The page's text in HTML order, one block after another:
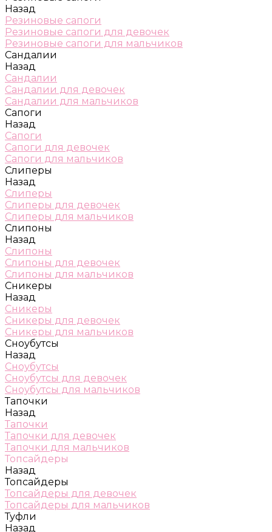
Назад
Резиновые сапоги
Резиновые сапоги для девочек
Резиновые сапоги для мальчиков
Сандалии
Назад
Сандалии
Сандалии для девочек
Сандалии для мальчиков
Сапоги
Назад
Сапоги
Сапоги для девочек
Сапоги для мальчиков
Слиперы
Назад
Слиперы
Слиперы для девочек
Слиперы для мальчиков
Слипоны
Назад
Слипоны
Слипоны для девочек
Слипоны для мальчиков
Сникеры
Назад
Сникеры
Сникеры для девочек
Сникеры для мальчиков
Сноубутсы
Назад
Сноубутсы
Сноубутсы для девочек
Сноубутсы для мальчиков
Тапочки
Назад
Тапочки
Тапочки для девочек
Тапочки для мальчиков
Топсайдеры
Назад
Топсайдеры
Топсайдеры для девочек
Топсайдеры для мальчиков
Туфли
Назад